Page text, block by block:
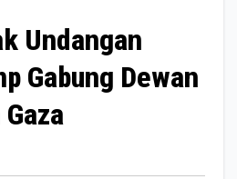
Undangan
Gabung Dewan